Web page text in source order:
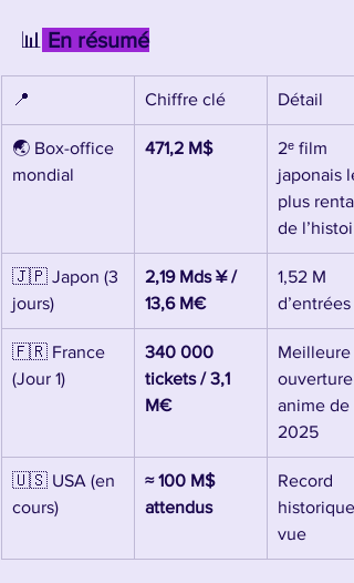
📊 En résumé
📍 Chiffre clé Détail
🌏 Box-office
mondial
471,2 M$
2ᵉ film
japonais
plus
de
🇯🇵 Japon (3
jours)
2,19 Mds ¥ /
13,6 M€
1,52 M
d’entrées
🇫🇷 France
(Jour 1)
340 000
tickets / 3,1
M€
Meilleure
ouverture
anime de
2025
🇺🇸 USA (en
cours)
≈ 100 M$
attendus
Record
vue